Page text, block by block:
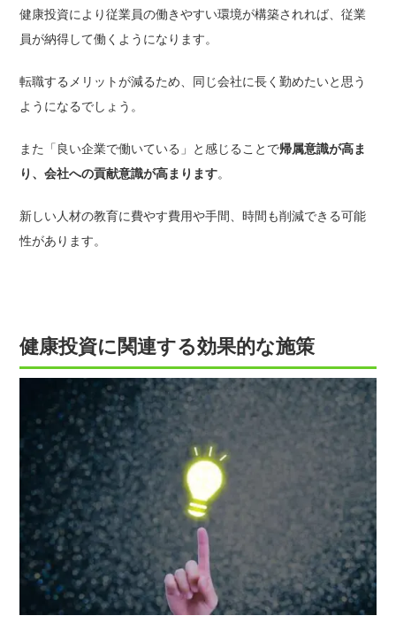
健康投資により従業員の働きやすい環境が構築されれば、従業
員が納得して働くようになります。
転職するメリットが減るため、同じ会社に長く勤めたいと思う
ようになるでしょう。
また「良い企業で働いている」と感じることで帰属意識が高ま
り、会社への貢献意識が高まります。
新しい人材の教育に費やす費用や手間、時間も削減できる可能
性があります。
健康投資に関連する効果的な施策